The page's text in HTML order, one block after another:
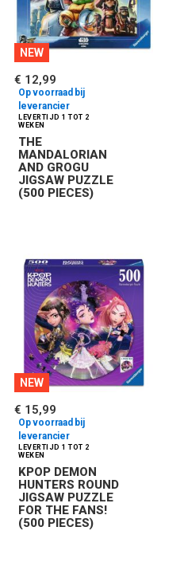
NEW
THE
MANDALORIAN
AND GROGU
JIGSAW PUZZLE
(500 PIECES)
€ 12,99
Op voorraad bij
leverancier
NEW
KPOP DEMON
HUNTERS ROUND
JIGSAW PUZZLE
FOR THE FANS!
(500 PIECES)
€ 15,99
Op voorraad bij
leverancier